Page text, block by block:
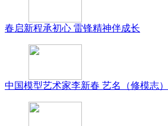
春启新程承初心 雷锋精神伴成长
中国模型艺术家李新春 艺名（修模志